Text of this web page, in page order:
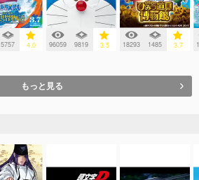
5757 4.0 96059 9819 3.5 18293 1485 3.7
もっと見る